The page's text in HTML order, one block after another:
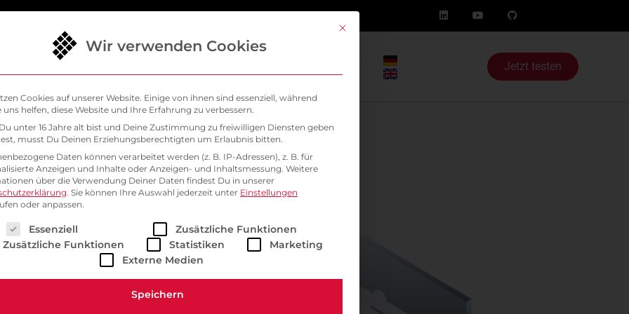
Jetzt testen
Mit diesem Button wird der Dialog geschlossen. Seine
Wir verwenden Cookies
Cookies auf unserer Website. Einige von ihnen sind essenziell, während
uns helfen, diese Website und Ihre Erfahrung zu verbessern.
unter 16 Jahre alt bist und Deine Zustimmung zu freiwilligen Diensten geben
musst Du Deinen Erziehungsberechtigten um Erlaubnis bitten.
Daten können verarbeitet werden (z. B. IP-Adressen), z. B. für
Anzeigen und Inhalte oder Anzeigen- und Inhaltsmessung. Weitere
über die Verwendung Deiner Daten findest Du in unserer
. Sie können Ihre Auswahl jederzeit unter Einstellungen
oder anpassen.
eine Liste der Service-Gruppen, für die eine Einwilligung erteilt werden kann. Die erste Service-Gruppe ist
Essenziell
Zusätzliche Funktionen
Zusätzliche Funktionen
Statistiken
Marketing
Externe Medien
Speichern